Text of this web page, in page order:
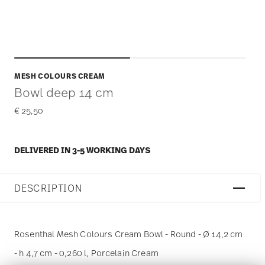
MESH COLOURS CREAM
Bowl deep 14 cm
€ 25,50
DELIVERED IN 3-5 WORKING DAYS
DESCRIPTION
Rosenthal Mesh Colours Cream Bowl - Round - Ø 14,2 cm
- h 4,7 cm - 0,260 l, Porcelain Cream